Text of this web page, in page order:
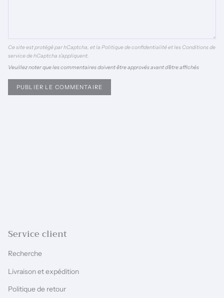
Ce site est protégé par hCaptcha, et la Politique de confidentialitéet les Conditions de
servicede hCaptcha s’appliquent.
Veuillez noter que les commentaires doivent être approvés avant d'être affichés
Service client
Recherche
Livraison et expédition
Politique de retour